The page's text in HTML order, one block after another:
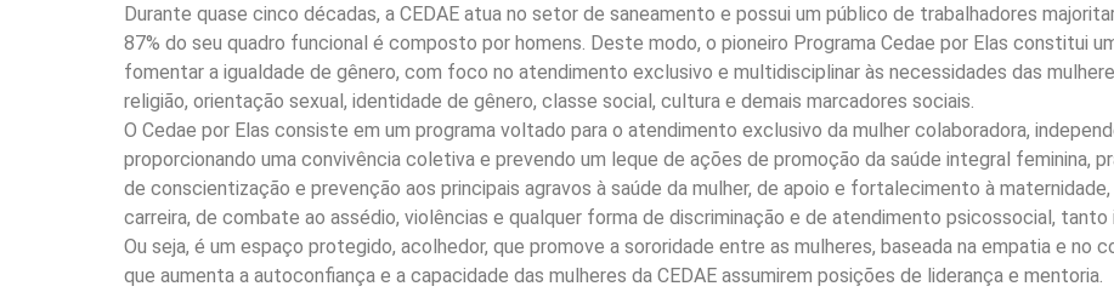
Durante quase cinco décadas, a CEDAE atua no setor de saneamento e possui um público de trabalhadores
87% do seu quadro funcional é composto por homens. Deste modo, o pioneiro Programa Cedae por Elas constitui
fomentar a igualdade de gênero, com foco no atendimento exclusivo e multidisciplinar às necessidades das
religião, orientação sexual, identidade de gênero, classe social, cultura e demais marcadores sociais.
O Cedae por Elas consiste em um programa voltado para o atendimento exclusivo da mulher colaboradora,
proporcionando uma convivência coletiva e prevendo um leque de ações de promoção da saúde integral feminina,
de conscientização e prevenção aos principais agravos à saúde da mulher, de apoio e fortalecimento à
carreira, de combate ao assédio, violências e qualquer forma de discriminação e de atendimento psicossocial, tanto
Ou seja, é um espaço protegido, acolhedor, que promove a sororidade entre as mulheres, baseada na empatia e no
que aumenta a autoconfiança e a capacidade das mulheres da CEDAE assumirem posições de liderança e mentoria.